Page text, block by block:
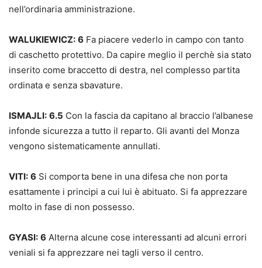
nell’ordinaria amministrazione.
WALUKIEWICZ: 6 Fa piacere vederlo in campo con tanto
di caschetto protettivo. Da capire meglio il perchè sia stato
inserito come braccetto di destra, nel complesso partita
ordinata e senza sbavature.
ISMAJLI: 6.5 Con la fascia da capitano al braccio l’albanese
infonde sicurezza a tutto il reparto. Gli avanti del Monza
vengono sistematicamente annullati.
VITI: 6 Si comporta bene in una difesa che non porta
esattamente i principi a cui lui è abituato. Si fa apprezzare
molto in fase di non possesso.
GYASI: 6 Alterna alcune cose interessanti ad alcuni errori
veniali si fa apprezzare nei tagli verso il centro.